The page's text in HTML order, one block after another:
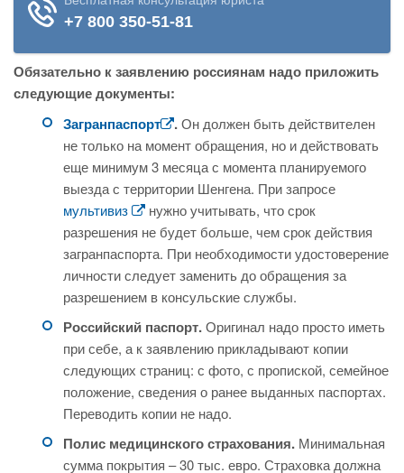
Обязательно к заявлению россиянам надо приложить
следующие документы:
Загранпаспорт
.Он должен быть действителен
не только на момент обращения, но и действовать
еще минимум 3 месяца с момента планируемого
выезда с территории Шенгена. При запросе
мультивиз
нужно учитывать, что срок
разрешения не будет больше, чем срок действия
загранпаспорта. При необходимости удостоверение
личности следует заменить до обращения за
разрешением в консульские службы.
Российский паспорт.Оригинал надо просто иметь
при себе, а к заявлению прикладывают копии
следующих страниц: с фото, с пропиской, семейное
положение, сведения о ранее выданных паспортах.
Переводить копии не надо.
Полис медицинского страхования. Минимальная
сумма покрытия – 30 тыс. евро. Страховка должна